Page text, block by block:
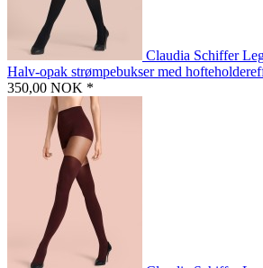
Claudia Schiffer
Halv-opak strømpebukser med
350,00 NOK *